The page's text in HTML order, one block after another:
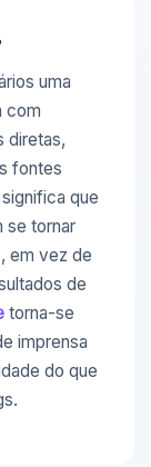
uma
com
diretas,
fontes
que
se tornar
em vez de
de
torna-se
imprensa
do que